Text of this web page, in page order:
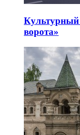
Культурный
ворота»